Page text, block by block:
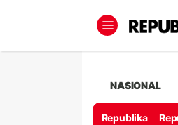
NASIONAL
Republika